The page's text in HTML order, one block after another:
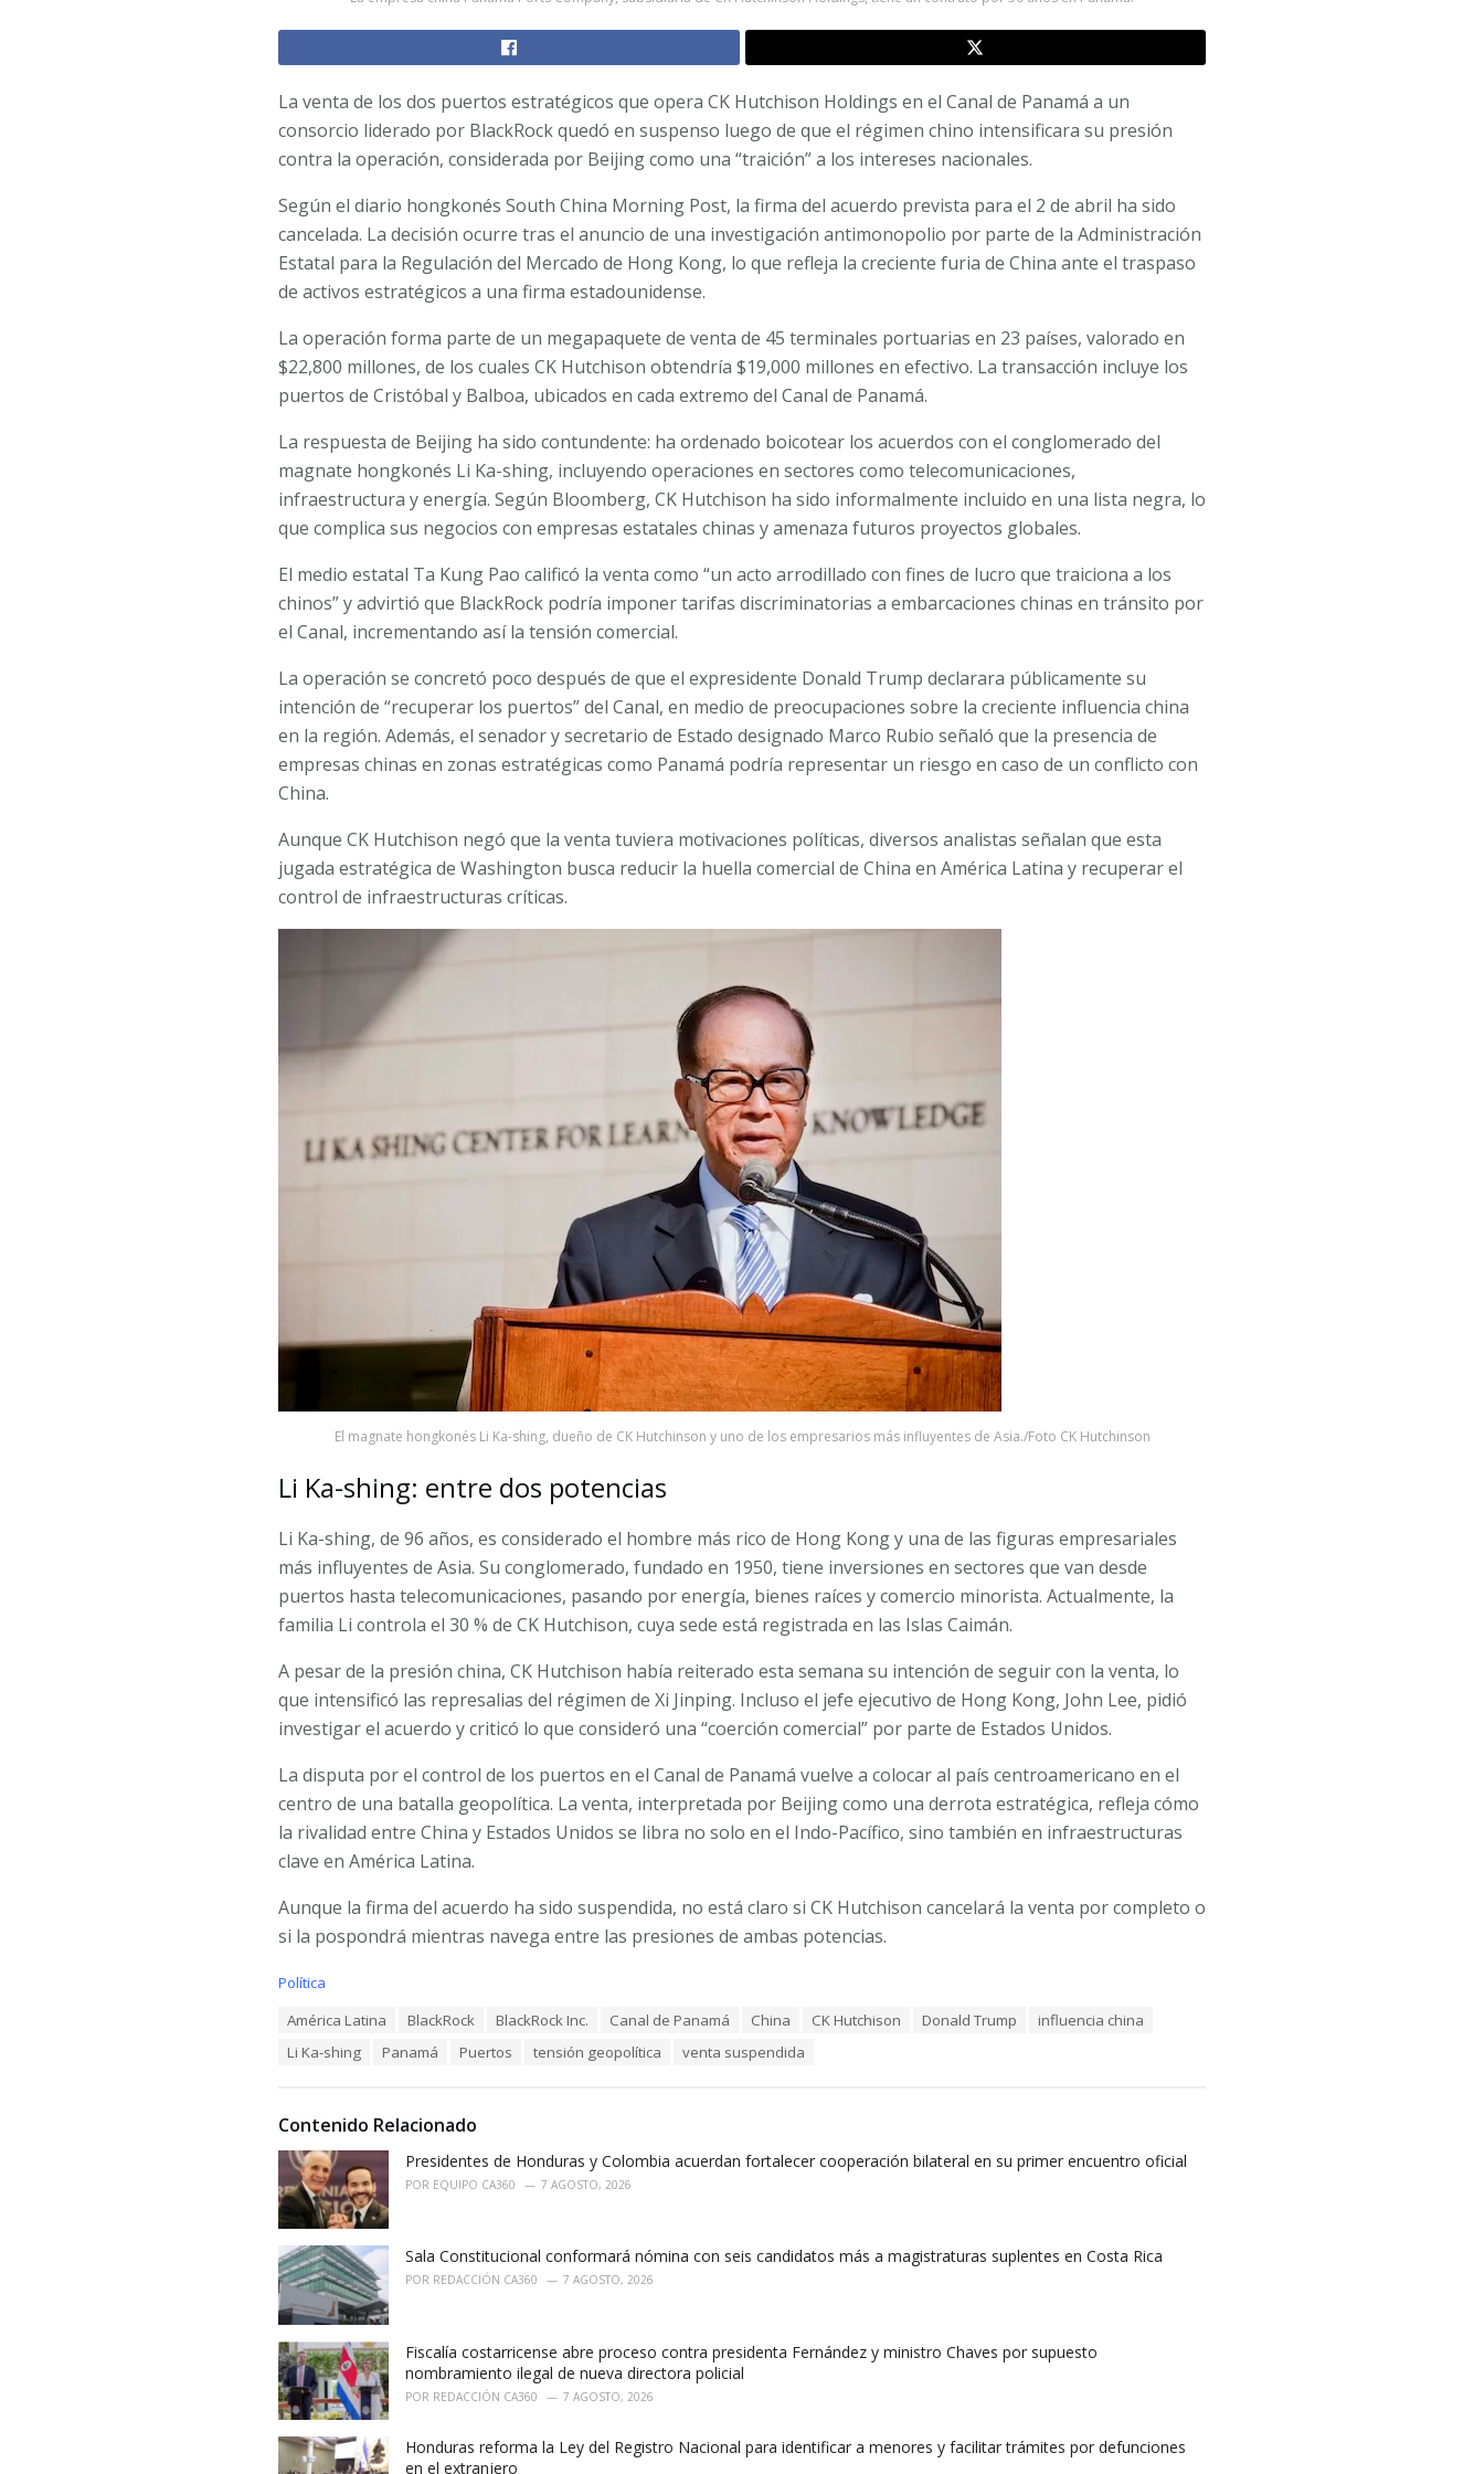
La venta de los dos puertos estratégicos que opera CK Hutchison Holdings en el Canal de Panamá a un
consorcio liderado por BlackRock quedó en suspenso luego de que el régimen chino intensificara su presión
contra la operación, considerada por Beijing como una “traición” a los intereses nacionales.
Según el diario hongkonés South China Morning Post, la firma del acuerdo prevista para el 2 de abril ha sido
cancelada. La decisión ocurre tras el anuncio de una investigación antimonopolio por parte de la Administración
Estatal para la Regulación del Mercado de Hong Kong, lo que refleja la creciente furia de China ante el traspaso
de activos estratégicos a una firma estadounidense.
La operación forma parte de un megapaquete de venta de 45 terminales portuarias en 23 países, valorado en
$22,800 millones, de los cuales CK Hutchison obtendría $19,000 millones en efectivo. La transacción incluye los
puertos de Cristóbal y Balboa, ubicados en cada extremo del Canal de Panamá.
La respuesta de Beijing ha sido contundente: ha ordenado boicotear los acuerdos con el conglomerado del
magnate hongkonés Li Ka-shing, incluyendo operaciones en sectores como telecomunicaciones,
infraestructura y energía. Según Bloomberg, CK Hutchison ha sido informalmente incluido en una lista negra, lo
que complica sus negocios con empresas estatales chinas y amenaza futuros proyectos globales.
El medio estatal Ta Kung Pao calificó la venta como “un acto arrodillado con fines de lucro que traiciona a los
chinos” y advirtió que BlackRock podría imponer tarifas discriminatorias a embarcaciones chinas en tránsito por
el Canal, incrementando así la tensión comercial.
La operación se concretó poco después de que el expresidente Donald Trump declarara públicamente su
intención de “recuperar los puertos” del Canal, en medio de preocupaciones sobre la creciente influencia china
en la región. Además, el senador y secretario de Estado designado Marco Rubio señaló que la presencia de
empresas chinas en zonas estratégicas como Panamá podría representar un riesgo en caso de un conflicto con
China.
Aunque CK Hutchison negó que la venta tuviera motivaciones políticas, diversos analistas señalan que esta
jugada estratégica de Washington busca reducir la huella comercial de China en América Latina y recuperar el
control de infraestructuras críticas.
El magnate hongkonés Li Ka-shing, dueño de CK Hutchinson y uno de los empresarios más influyentes de Asia./Foto CK Hutchinson
Li Ka-shing: entre dos potencias
Li Ka-shing, de 96 años, es considerado el hombre más rico de Hong Kong y una de las figuras empresariales
más influyentes de Asia. Su conglomerado, fundado en 1950, tiene inversiones en sectores que van desde
puertos hasta telecomunicaciones, pasando por energía, bienes raíces y comercio minorista. Actualmente, la
familia Li controla el 30 % de CK Hutchison, cuya sede está registrada en las Islas Caimán.
A pesar de la presión china, CK Hutchison había reiterado esta semana su intención de seguir con la venta, lo
que intensificó las represalias del régimen de Xi Jinping. Incluso el jefe ejecutivo de Hong Kong, John Lee, pidió
investigar el acuerdo y criticó lo que consideró una “coerción comercial” por parte de Estados Unidos.
La disputa por el control de los puertos en el Canal de Panamá vuelve a colocar al país centroamericano en el
centro de una batalla geopolítica. La venta, interpretada por Beijing como una derrota estratégica, refleja cómo
la rivalidad entre China y Estados Unidos se libra no solo en el Indo-Pacífico, sino también en infraestructuras
clave en América Latina.
Aunque la firma del acuerdo ha sido suspendida, no está claro si CK Hutchison cancelará la venta por completo o
si la pospondrá mientras navega entre las presiones de ambas potencias.
C
i
Política
América Latina BlackRock BlackRock Inc. Canal de Panamá China CK Hutchison Donald Trump
influencia china
Li Ka-shing
Panamá Puertos tensión geopolítica venta suspendida
Contenido Relacionado
Presidentes de Honduras y Colombia acuerdan fortalecer cooperación bilateral en su primer encuentro oficial
POR EQUIPO CA360 7 AGOSTO, 2026
Sala Constitucional conformará nómina con seis candidatos más a magistraturas suplentes en Costa Rica
POR REDACCIÓN CA360 7 AGOSTO, 2026
Fiscalía costarricense abre proceso contra presidenta Fernández y ministro Chaves por supuesto
nombramiento ilegal de nueva directora policial
POR REDACCIÓN CA360 7 AGOSTO, 2026
Honduras reforma la Ley del Registro Nacional para identificar a menores y facilitar trámites por defunciones
en el extranjero